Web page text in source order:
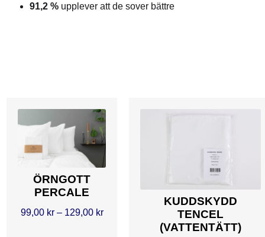
91,2 % upplever att de sover bättre
ÖRNGOTT
PERCALE
99,00 kr – 129,00 kr
KUDDSKYDD
TENCEL
(VATTENTÄTT)